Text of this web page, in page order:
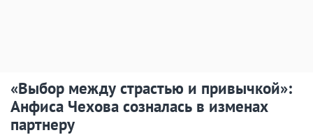
«Выбор между страстью и привычкой»:
Анфиса Чехова созналась в изменах
партнеру